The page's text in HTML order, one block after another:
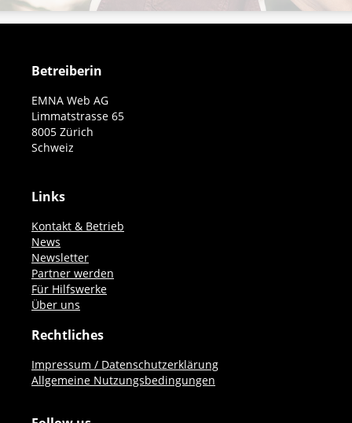
Betreiberin
EMNA Web AG
Limmatstrasse 65
8005 Zürich
Schweiz
Links
Kontakt & Betrieb
News
Newsletter
Partner werden
Für Hilfswerke
Über uns
Rechtliches
Impressum / Datenschutzerklärung
Allgemeine Nutzungsbedingungen